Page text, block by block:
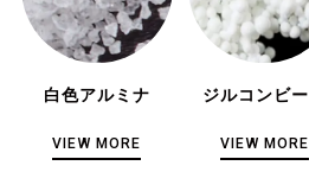
白色アルミナ
VIEW MORE
ジルコンビ
VIEW MORE